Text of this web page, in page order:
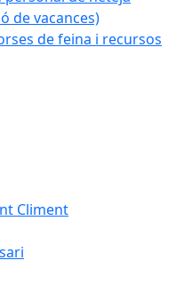
de vacances)
de feina i recursos
Climent